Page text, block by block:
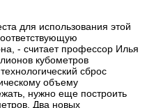
для использования этой
- считает профессор Илья
кубометров
сброс
объему
нужно еще построить
Два новых